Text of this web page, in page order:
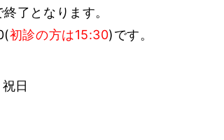
了となります。
初診の方は15:30)です。
日